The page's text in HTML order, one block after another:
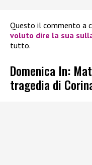
Questo il commento a
voluto dire la sua
tutto.
Domenica In:
tragedia di